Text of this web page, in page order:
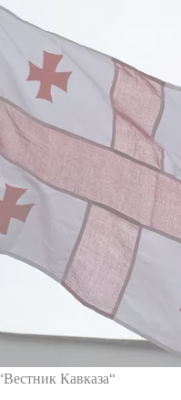
Кавказа“